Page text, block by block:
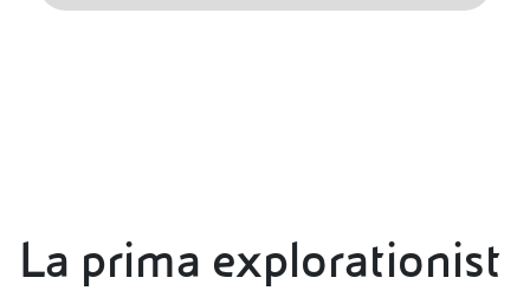
La prima explorationist